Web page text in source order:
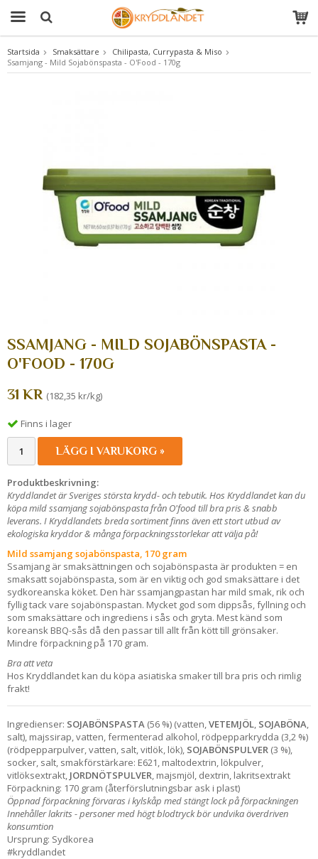
Produkten har blivit tillagd i varukorgen
Startsida Smaksättare
Chilipasta, Currypasta & Miso
Ssamjang - Mild Sojabönspasta - O'Food - 170g
SSAMJANG - MILD SOJABÖNSPASTA -
O'FOOD - 170G
31 KR (182,35 kr/kg)
Finns i lager
LÄGG I VARUKORG »
Produktbeskrivning:
Kryddlandet är Sveriges största krydd- och tebutik. Hos Kryddlandet kan du
köpa mild ssamjang sojabönspasta från O'foodtill bra pris & snabb
leverans. I Kryddlandets breda sortiment finns även ett stort utbud av
ekologiska kryddor & många förpackningsstorlekar att välja på!
Mild ssamjang sojabönspasta, 170 gram
Ssamjang är smaksättningen och sojabönspasta är produkten = en
smaksatt sojabönspasta, som är en viktig och god smaksättare i det
sydkoreanska köket. Den här ssamjangpastan har mild smak, rik och
fyllig tack vare sojabönspastan. Mycket god som dippsås, fyllning och
som smaksättare och ingrediens i sås och gryta. Mest känd som
koreansk BBQ-sås då den passar till allt från kött till grönsaker.
Mindre förpackning på 170 gram.
Bra att veta
Hos Kryddlandet kan du köpa asiatiska smaker till bra pris och rimlig
frakt!
Ingredienser: SOJABÖNSPASTA (56 %) (vatten, VETEMJÖL SOJABÖNA
salt), majssirap, vatten, fermenterad alkohol, rödpepparkrydda (3,2 %)
(rödpepparpulver, vatten, salt, vitlök, lök), SOJABÖNSPULVER (3 %),
socker, salt, smakförstärkare: E621, maltodextrin, lökpulver,
vitlöksextrakt, JORDNÖTSPULVER , majsmjöl, dextrin, lakritsextrakt
Förpackning: 170 gram (återförslutningsbar ask i plast)
Öppnad förpackning förvaras i kylskåp med stängt lock på förpackningen
Innehåller lakrits - personer med högt blodtryck bör undvika överdriven
konsumtion
Ursprung: Sydkorea
#kryddlandet